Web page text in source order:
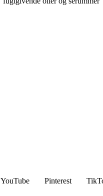
YouTube Pinterest